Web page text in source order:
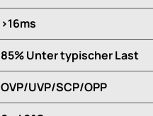
>16ms
85% Unter typischer Last
OVP/UVP/SCP/OPP